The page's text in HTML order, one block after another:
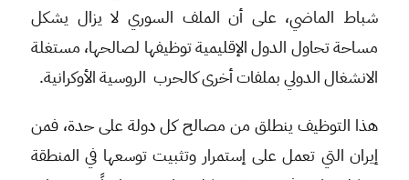
شباط الماضي، على أن الملف السوري لا يزال يشكل
مساحة تحاول الدول الإقليمية توظيفها لصالحها، مستغلة
الانشغال الدولي بملفات أخرى كالحرب الروسية الأوكرانية.
هذا التوظيف ينطلق من مصالح كل دولة على حدة، فمن
إيران التي تعمل على إستمرار وتثبيت توسعها في المنطقة